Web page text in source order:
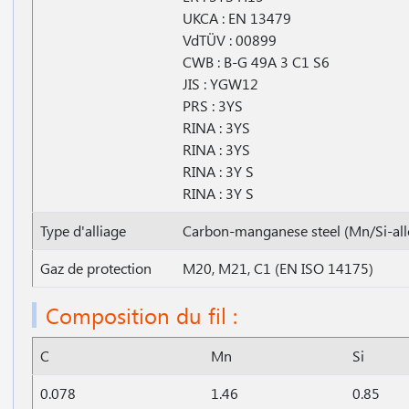
UKCA : EN 13479
VdTÜV : 00899
CWB : B-G 49A 3 C1 S6
JIS : YGW12
PRS : 3YS
RINA : 3YS
RINA : 3YS
RINA : 3Y S
RINA : 3Y S
Type d'alliage
Carbon-manganese steel (Mn/Si-
Gaz de protection
M20, M21, C1 (EN ISO 14175)
Composition du fil :
C Mn
Si
0.078
1.46 0.85